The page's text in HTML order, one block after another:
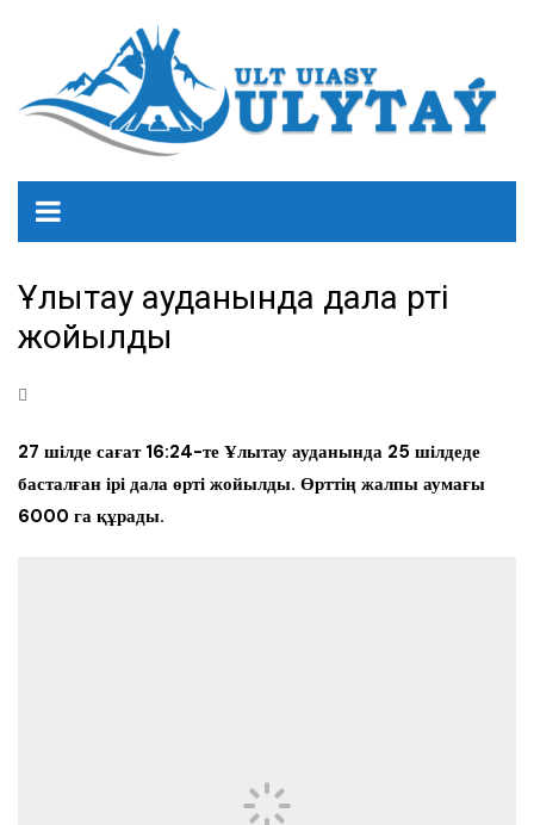
Ұлытау ауданында дала өрті
жойылды
27 шілде сағат 16:24-те Ұлытау ауданында 25 шілдеде
басталған ірі дала өрті жойылды. Өрттің жалпы аумағы
6000 га құрады.